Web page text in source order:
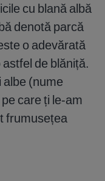
cu blană albă
denotă parcă
o adevărată
de blăniță.
albe (nume
care ți le-am
frumusețea